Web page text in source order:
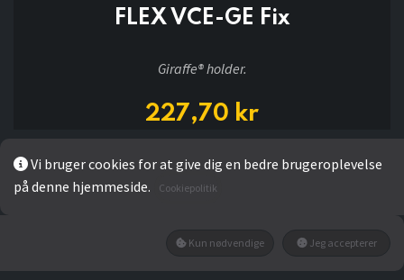
FLEX VCE-GE Fix
Giraffe® holder.
227,70 kr
LÆG I KURV
Vi bruger cookies for at give dig en bedre brugeroplevelse
på denne hjemmeside.
Cookiepolitik
Kun nødvendige Jeg accepterer